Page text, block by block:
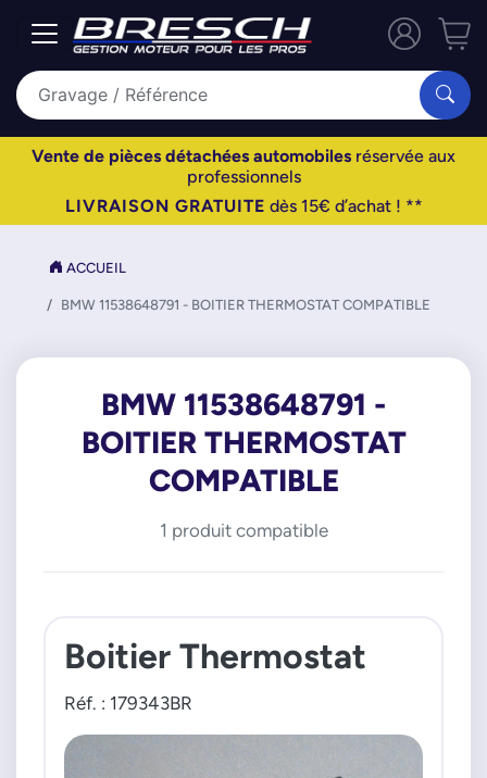
Vente de pièces détachées automobiles réservée aux
professionnels
LIVRAISON GRATUITE dès 15€ d’achat ! **
ACCUEIL
BMW 11538648791 - BOITIER THERMOSTAT COMPATIBLE
BMW 11538648791 -
BOITIER THERMOSTAT
COMPATIBLE
1 produit compatible
Boitier Thermostat
Réf. : 179343BR